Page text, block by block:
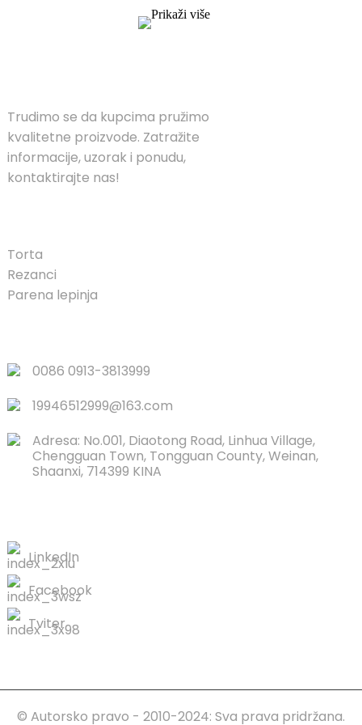
Prikaži više
Trudimo se da kupcima pružimo
kvalitetne proizvode. Zatražite
informacije, uzorak i ponudu,
kontaktirajte nas!
Torta
Rezanci
Parena lepinja
0086 0913-3813999
19946512999@163.com
Adresa: No.001, Diaotong Road, Linhua Village,
Chengguan Town, Tongguan County, Weinan,
Shaanxi, 714399 KINA
LinkedIn
Facebook
Tviter
© Autorsko pravo - 2010-2024: Sva prava pridržana.